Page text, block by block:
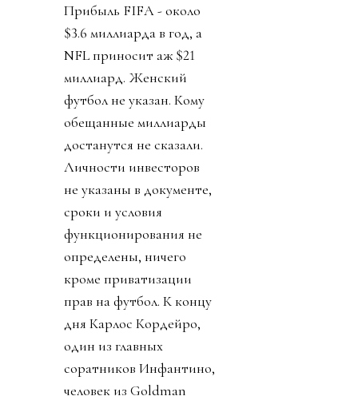
Прибыль FIFA - около
$3.6 миллиарда в год, а
NFL приносит аж $21
миллиард. Женский
футбол не указан. Кому
обещанные миллиарды
достанутся не сказали.
Личности инвесторов
не указаны в документе,
сроки и условия
функционирования не
определены, ничего
кроме приватизации
прав на футбол. К концу
дня Карлос Кордейро,
один из главных
соратников Инфантино,
человек из Goldman